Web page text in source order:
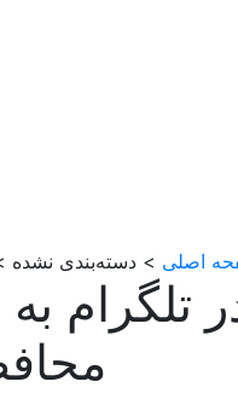
اصلی > دسته‌بندی نشده
تلگرام